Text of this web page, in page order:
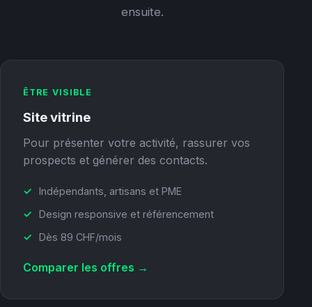
ensuite.
ÊTRE VISIBLE
Site vitrine
Pour présenter votre activité, rassurer vos
prospects et générer des contacts.
Indépendants, artisans et PME
Design responsive et référencement
Dès 89 CHF/mois
Comparer les offres →